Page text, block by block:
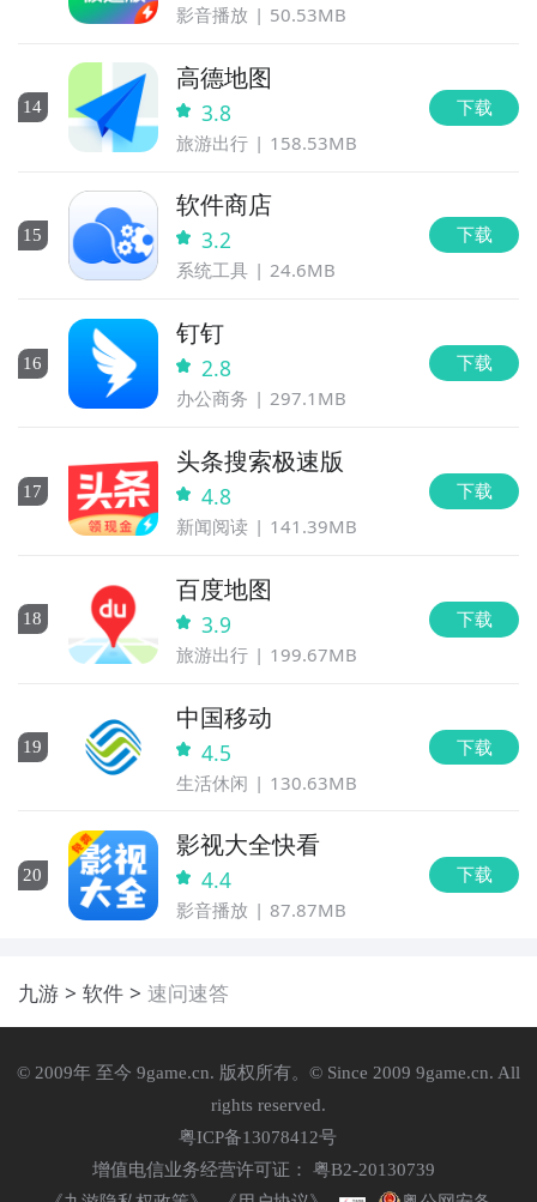
影音播放 50.53MB
14
高德地图
3.8
旅游出行 158.53MB
下载
15
软件商店
3.2
系统工具 24.6MB
下载
16
钉钉
2.8
办公商务 297.1MB
下载
17
头条搜索极速版
4.8
新闻阅读 141.39MB
下载
18
百度地图
3.9
旅游出行 199.67MB
下载
19
中国移动
4.5
生活休闲 130.63MB
下载
20
影视大全快看
4.4
影音播放 87.87MB
下载
九游 软件 速问速答
© 2009年 至今 9game.cn. 版权所有。© Since 2009 9game.cn. All
rights reserved.
粤ICP备13078412号
增值电信业务经营许可证： 粤B2-20130739